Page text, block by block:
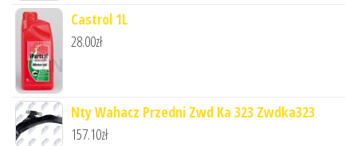
Castrol 1L
28.00zł
Nty Wahacz Przedni Zwd Ka 323 Zwdka323
157.10zł